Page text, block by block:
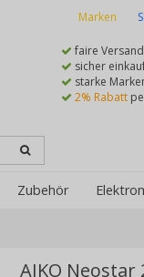
Marken
faire
sicher
starke
2% Rabatt
Zubehör
AIKO Neostar